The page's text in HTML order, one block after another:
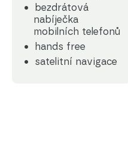
bezdrátová
nabíječka
mobilních telefonů
hands free
satelitní navigace